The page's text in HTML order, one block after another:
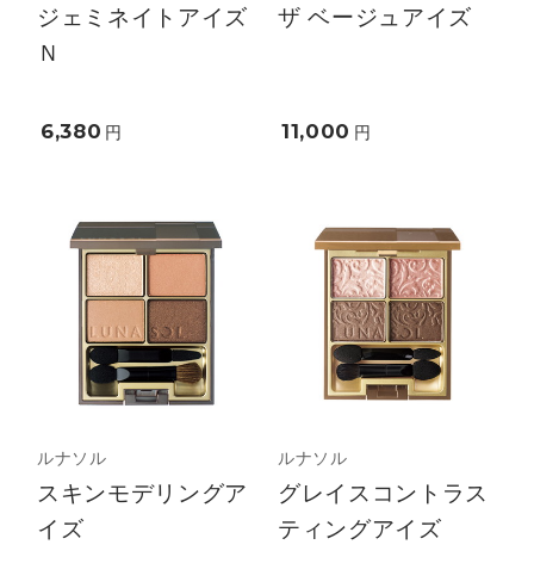
ジェミネイトアイズ
Ｎ
6,380 円
ザ ベージュアイズ
11,000 円
ルナソル
スキンモデリングア
イズ
ルナソル
グレイスコントラス
ティングアイズ